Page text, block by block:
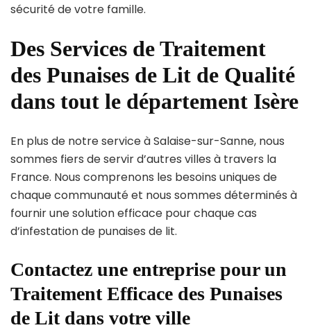
sécurité de votre famille.
Des Services de Traitement
des Punaises de Lit de Qualité
dans tout le département Isère
En plus de notre service à Salaise-sur-Sanne, nous
sommes fiers de servir d’autres villes à travers la
France. Nous comprenons les besoins uniques de
chaque communauté et nous sommes déterminés à
fournir une solution efficace pour chaque cas
d’infestation de punaises de lit.
Contactez une entreprise pour un
Traitement Efficace des Punaises
de Lit dans votre ville